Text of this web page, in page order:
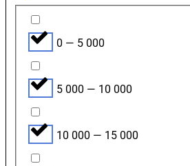
0 — 5 000
5 000 — 10 000
10 000 — 15 000